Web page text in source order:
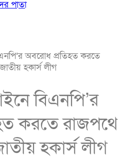
অবরোধ প্রতিহত করতে
হকার্স লীগ
বিএনপি’র
করতে রাজপথে
হকার্স লীগ